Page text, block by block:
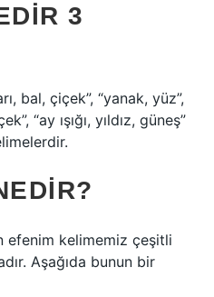
3
bal, çiçek”, “yanak, yüz”,
“ay ışığı, yıldız, güneş”
efenim kelimemiz çeşitli
Aşağıda bunun bir